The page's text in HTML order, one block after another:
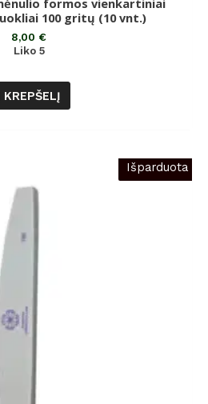
0
iš
100 gritų (10 vnt.)
8,00 €
Liko 5
KREPŠELĮ
Išparduota